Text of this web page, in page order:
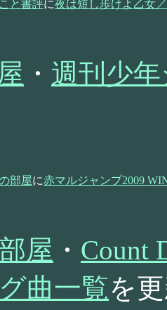
と書評に夜は短し歩けよ乙女
・ 週刊少
部屋に赤マルジャンプ2009
屋 ・ Count
曲一覧を